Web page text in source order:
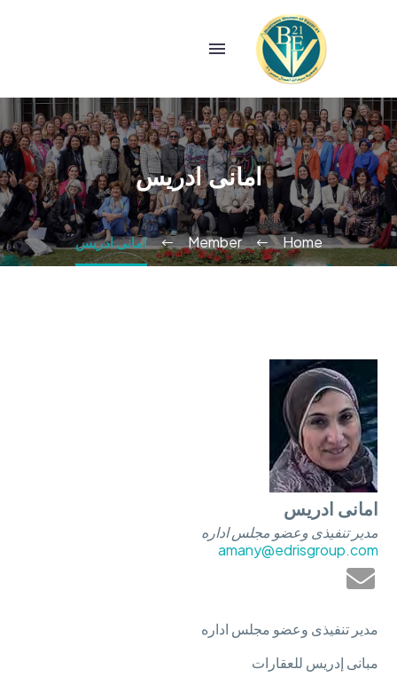
امانى ادريس
Home
Member امانى ادريس
امانى ادريس
مدير تنفيذى وعضو مجلس اداره
amany@edrisgroup.com
مدير تنفيذى وعضو مجلس اداره
مبانى إدريس للعقارات